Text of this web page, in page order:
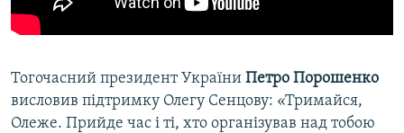
Тогочасний президент України Петро Порошенко
висловив підтримку Олегу Сенцову: «Тримайся,
Олеже. Прийде час і ті, хто організував над тобою